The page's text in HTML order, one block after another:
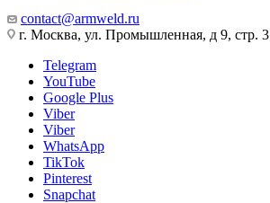
contact@armweld.ru
г. Москва, ул. Промышленная, д 9, стр. 3
Telegram
YouTube
Google Plus
Viber
Viber
WhatsApp
TikTok
Pinterest
Snapchat